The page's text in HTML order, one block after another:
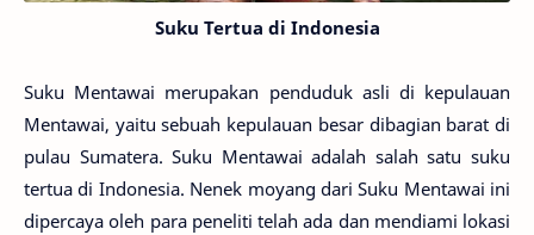
Suku Tertua di Indonesia
Suku Mentawai merupakan penduduk asli di kepulauan
Mentawai, yaitu sebuah kepulauan besar dibagian barat di
pulau Sumatera. Suku Mentawai adalah salah satu suku
tertua di Indonesia. Nenek moyang dari Suku Mentawai ini
dipercaya oleh para peneliti telah ada dan mendiami lokasi